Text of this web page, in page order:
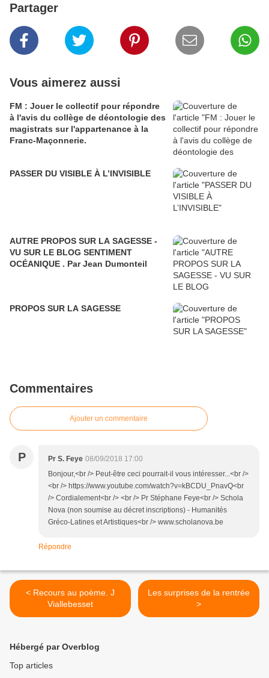
Partager
Vous aimerez aussi
FM : Jouer le collectif pour répondre
à l'avis du collège de déontologie des
magistrats sur l'appartenance à la
Franc-Maçonnerie.
PASSER DU VISIBLE À L’INVISIBLE
AUTRE PROPOS SUR LA SAGESSE -
VU SUR LE BLOG SENTIMENT
OCÉANIQUE . Par Jean Dumonteil
PROPOS SUR LA SAGESSE
Commentaires
Ajouter un commentaire
P Pr S. Feye 08/09/2018 17:00
Bonjour,<br /> Peut-être ceci pourrait-il vous intéresser...<br />
<br /> https://www.youtube.com/watch?v=kBCDU_PnavQ<br
/> Cordialement<br /> <br /> Pr Stéphane Feye<br /> Schola
Nova (non soumise au décret inscriptions) - Humanités
Gréco-Latines et Artistiques<br /> www.scholanova.be
Répondre
< Recours au poème. J
Viallebesset
Les surprises de la rentrée
>
Hébergé par Overblog
Top articles